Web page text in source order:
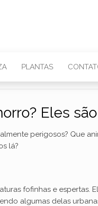
PLANTAS
Eles
perigosos? Que
lá?
fofinhas e espertas.
algumas delas